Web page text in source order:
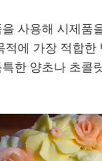
사용해 시제품
적에 가장 적합한
한 양초나 초콜